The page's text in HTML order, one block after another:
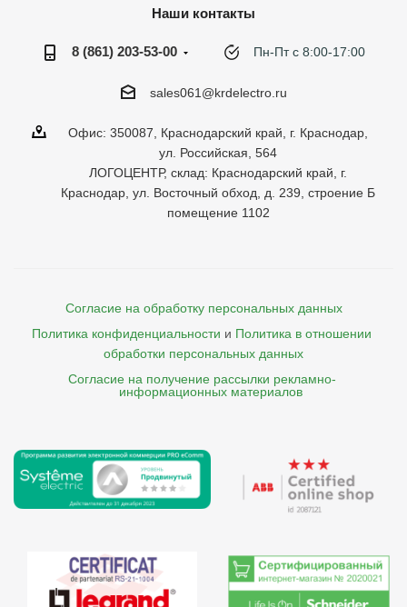
Наши контакты
8 (861) 203-53-00 Пн-Пт с 8:00-17:00
sales061@krdelectro.ru
Офис: 350087, Краснодарский край, г. Краснодар,
ул. Российская, 564
ЛОГОЦЕНТР, склад: Краснодарский край, г.
Краснодар, ул. Восточный обход, д. 239, строение Б
помещение 1102
Согласие на обработку персональных данных
Политика конфиденциальности и Политика в отношении
обработки персональных данных
Согласие на получение рассылки рекламно-
    информационных материалов